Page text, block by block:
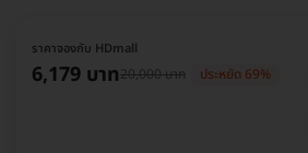
ราคาจองกับ HDmall
6,179 บาท20,000 บาท ประหยัด 69%